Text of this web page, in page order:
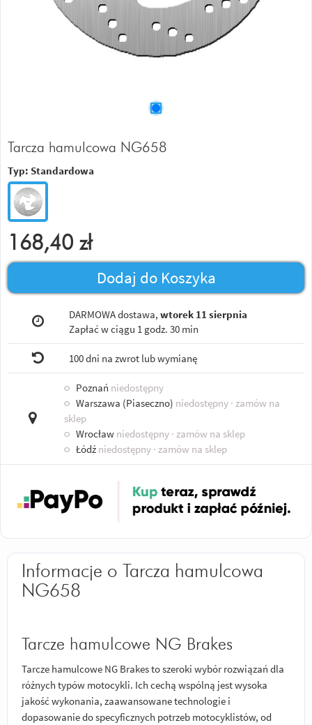
Tarcza hamulcowa NG658
Typ: Standardowa
168,40 zł
Dodaj do Koszyka
DARMOWA dostawa, wtorek 11 sierpnia
Zapłać w ciągu 1 godz. 30 min
100 dni na zwrot lub wymianę
○ Poznań niedostępny
○ Warszawa (Piaseczno) niedostępny · zamów na
sklep
○ Wrocław niedostępny · zamów na sklep
○ Łódź niedostępny · zamów na sklep
Informacje o Tarcza hamulcowa
NG658
Tarcze hamulcowe NG Brakes
Tarcze hamulcowe NG Brakes to szeroki wybór rozwiązań dla
różnych typów motocykli. Ich cechą wspólną jest wysoka
jakość wykonania, zaawansowane technologie i
dopasowanie do specyficznych potrzeb motocyklistów, od